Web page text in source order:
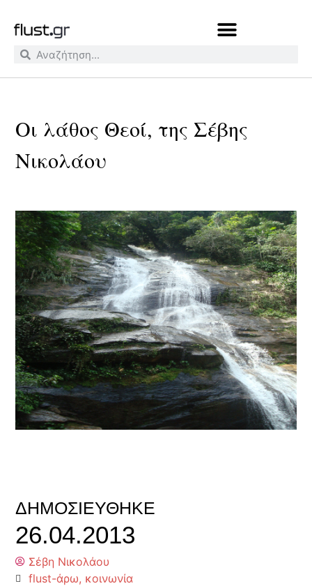
Οι λάθος Θεοί, της Σέβης
Νικολάου
ΔΗΜΟΣΙΕΎΘΗΚΕ
26.04.2013
Σέβη Νικολάου
flust-άρω, κοινωνία